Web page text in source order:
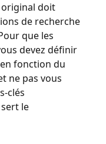
original doit
de recherche
que les
devez définir
fonction du
ne pas vous
clés
le